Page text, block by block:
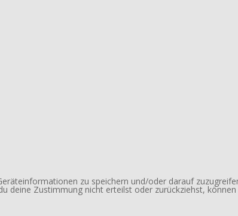
zu speichern und/oder darauf
deine Zustimmung nicht erteilst oder zurückziehst,